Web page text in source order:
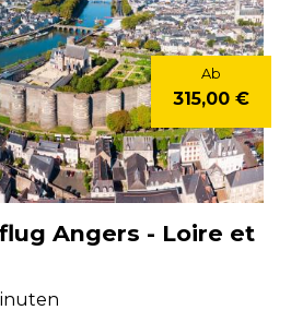
Angers - Loire et
Ab
315,00 €